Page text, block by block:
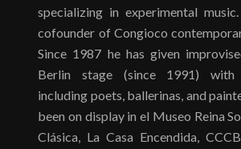
specializing in experimental
cofounder of Congioco
Since 1987 he has given
Berlin stage (since 1991) with
including poets, ballerinas, and
been on display in el Museo Reina
Clásica, La Casa Encendida,